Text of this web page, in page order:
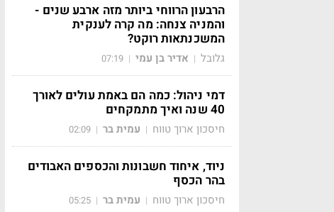
הרבעון הרווחי ביותר מזה ארבע שנים -
והמניה צנחה: מה קרה לענקית
המשכנתאות רוקט?
גלובל | אדיר בן עמי |
07:19
דמי ניהול: כמה הם באמת עולים לאורך
40 שנה ואיך מתמקחים
חיסכון ארוך טווח | עמית בר |
02:09
ניוד, איחוד חשבונות והכספים האבודים
בהר הכסף
חיסכון ארוך טווח | עמית בר |
05:25